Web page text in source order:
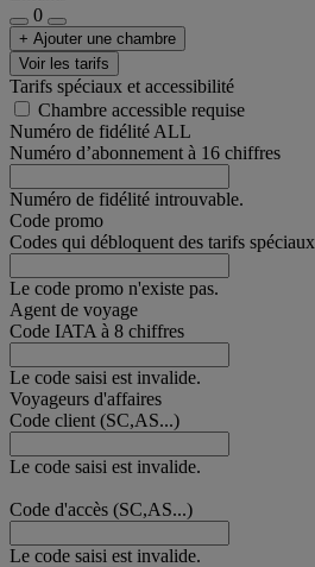
0
+ Ajouter une chambre
Voir les tarifs
Tarifs spéciaux et accessibilité
Chambre accessible requise
Numéro de fidélité ALL
Numéro d’abonnement à 16 chiffres
Numéro de fidélité introuvable.
Code promo
Codes qui débloquent des tarifs spéciaux
Le code promo n'existe pas.
Agent de voyage
Code IATA à 8 chiffres
Le code saisi est invalide.
Voyageurs d'affaires
Code client (SC,AS...)
Le code saisi est invalide.
Code d'accès (SC,AS...)
Le code saisi est invalide.